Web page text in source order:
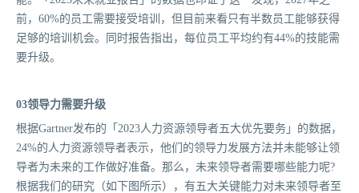
前，60%的员工需要接受培训，但目前来看只有半数员工能够获得
足够的培训机会。同时报告指出，每位员工平均约有44%的技能需
要升级。
03领导力需要升级
根据Gartner发布的「2023人力资源领导者五大优先要务」的数据，
24%的人力资源领导者表示，他们的领导力发展方法并未能够让领
导者为未来的工作做好准备。那么，未来领导者需要哪些能力呢?
根据我们的研究（如下图所示），有五大关键能力对未来领导者至